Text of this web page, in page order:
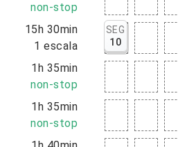
non-stop
15h 30min
1 escala
SEG
10
1h 35min
non-stop
1h 35min
non-stop